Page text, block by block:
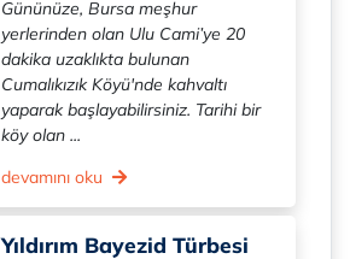
Gününüze, Bursa meşhur
yerlerinden olan Ulu Cami’ye 20
dakika uzaklıkta bulunan
Cumalıkızık Köyü'nde kahvaltı
yaparak başlayabilirsiniz. Tarihi bir
köy olan ...
devamını oku
Yıldırım Bayezid Türbesi